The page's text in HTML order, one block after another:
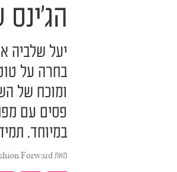
יעל שלביה
בחרה על
ומוכח של
פסים עם
במיוחד.
מאתForward